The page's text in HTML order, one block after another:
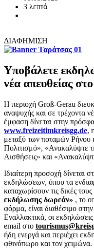
3 λεπτά
ΔΙΑΦΗΜΙΣΗ
Υποβάλετε
νέα απευθείας
Η περιοχή Groß-Gerau
αναψυχής και σε τρέχοντα
έμφαση δίνεται στην
www.freizeitimkreisgg.de,
μεταξύ των ποταμών Ρήνου
Πολιτισμό», «Ανακαλύψτε
Αισθήσεις» και
Ιδιαίτερη προσοχή δίνεται
εκδηλώσεων, όπου τα
καταχωρίσουν τις δικές
εκδήλωσης δωρεάν» , το
φόρμα, είναι διαθέσιμο
Εναλλακτικά, οι
email στο
ήδη ενεργά και περιέχει
φθινόπωρο και τον χειμώνα.